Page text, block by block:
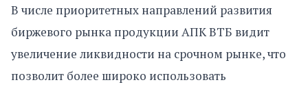
В числе приоритетных направлений развития
биржевого рынка продукции АПК ВТБ видит
увеличение ликвидности на срочном рынке, что
позволит более широко использовать